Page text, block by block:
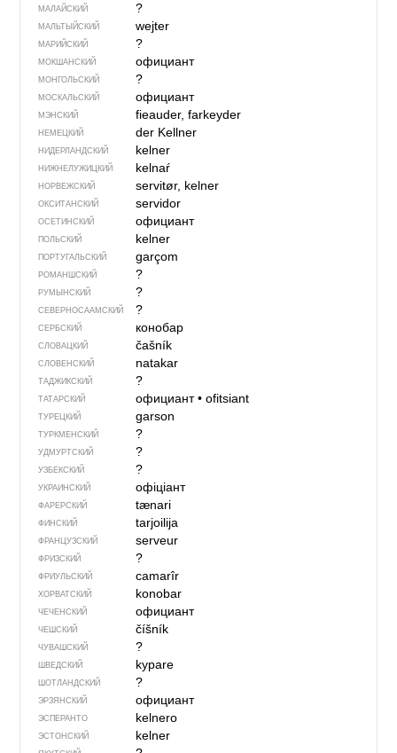
МАЛАЙСКИЙ ?
МАЛЬТЫЙСКИЙ wejter
МАРИЙСКИЙ ?
МОКШАНСКИЙ официант
МОНГОЛЬСКИЙ ?
МОСКАЛЬСКИЙ официант
МЭНСКИЙ fieauder, farkeyder
НЕМЕЦКИЙ der Kellner
НИДЕРЛАНДСКИЙ kelner
НИЖНЕЛУЖИЦКИЙ kelnaŕ
НОРВЕЖСКИЙ servitør, kelner
ОКСИТАНСКИЙ servidor
ОСЕТИНСКИЙ официант
ПОЛЬСКИЙ kelner
ПОРТУГАЛЬСКИЙ garçom
РОМАНШСКИЙ ?
РУМЫНСКИЙ ?
СЕВЕР­НО­СА­АМ­СКИЙ ?
СЕРБСКИЙ конобар
СЛОВАЦКИЙ čašník
СЛОВЕНСКИЙ natakar
ТАДЖИКСКИЙ ?
ТАТАРСКИЙ официант• ofitsiant
ТУРЕЦКИЙ garson
ТУРКМЕНСКИЙ ?
УДМУРТСКИЙ ?
УЗБЕКСКИЙ ?
УКРАИНСКИЙ офіціант
ФАРЕРСКИЙ tænari
ФИНСКИЙ tarjoilija
ФРАНЦУЗСКИЙ serveur
ФРИЗСКИЙ ?
ФРИУЛЬСКИЙ camarîr
ХОРВАТСКИЙ konobar
ЧЕЧЕНСКИЙ официант
ЧЕШСКИЙ číšník
ЧУВАШСКИЙ ?
ШВЕДСКИЙ kypare
ШОТЛАНДСКИЙ ?
ЭРЗЯНСКИЙ официант
ЭСПЕРАНТО kelnero
ЭСТОНСКИЙ kelner